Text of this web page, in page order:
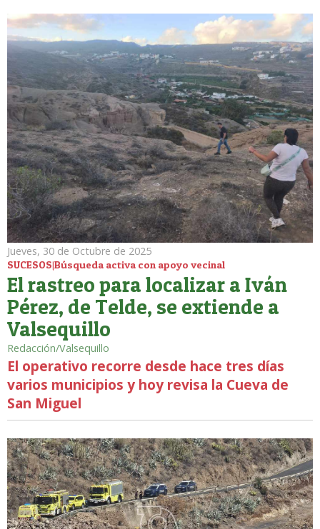
Jueves, 30 de Octubre de 2025
SUCESOS|Búsqueda activa con apoyo vecinal
El rastreo para localizar a Iván
Pérez, de Telde, se extiende a
Valsequillo
Redacción/Valsequillo
El operativo recorre desde hace tres días
varios municipios y hoy revisa la Cueva de
San Miguel